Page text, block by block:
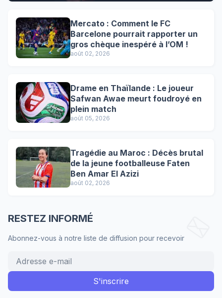
Mercato : Comment le FC
Barcelone pourrait rapporter un
gros chèque inespéré à l’OM !
août 02, 2026
Drame en Thaïlande : Le joueur
Safwan Awae meurt foudroyé en
plein match
août 05, 2026
Tragédie au Maroc : Décès brutal
de la jeune footballeuse Faten
Ben Amar El Azizi
août 02, 2026
RESTEZ INFORMÉ
Abonnez-vous à notre liste de diffusion pour recevoir